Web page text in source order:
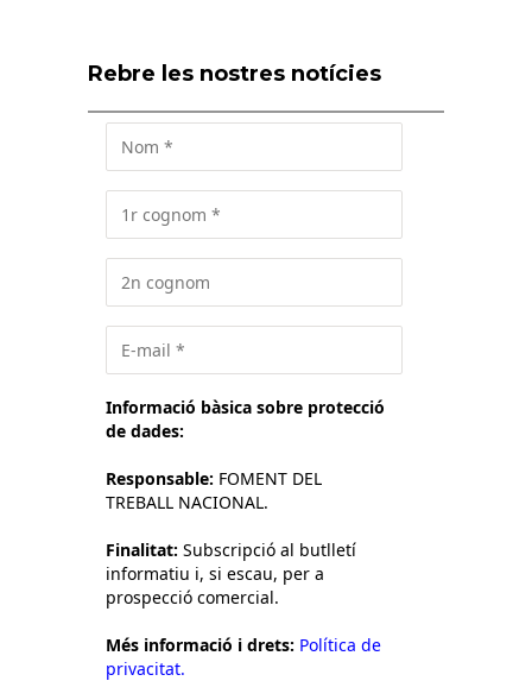
Rebre les nostres notícies
Informació bàsica sobre protecció
de dades:
Responsable: FOMENT DEL
TREBALL NACIONAL.
Finalitat: Subscripció al butlletí
informatiu i, si escau, per a
prospecció comercial.
Més informació i drets: Política de
privacitat.